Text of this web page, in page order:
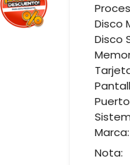
Disco
Disco
Marca:
Nota: